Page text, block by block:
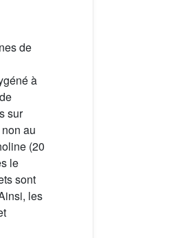
de
à
sur
au
(20
le
sont
les